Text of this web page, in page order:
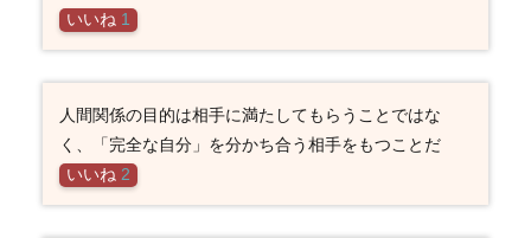
いいね 1
人間関係の目的は相手に満たしてもらうことではな
く、「完全な自分」を分かち合う相手をもつことだ
いいね 2